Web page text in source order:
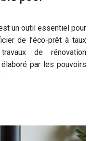
un outil essentiel pour
de l’éco-prêt à taux
de rénovation
par les pouvoirs